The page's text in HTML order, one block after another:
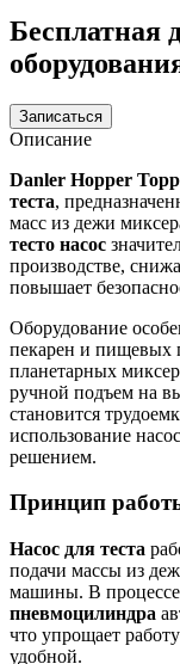
Бесплатная
Записаться
Описание
Danler Hopper
теста,
масс из дежи
тесто насос
производстве,
повышает
Оборудование
пекарен и пищевых
планетарных
ручной подъем на
становится
использование
решением.
Принцип
Насос для теста
подачи массы из
машины. В
пневмоцилиндра
что упрощает
удобной.